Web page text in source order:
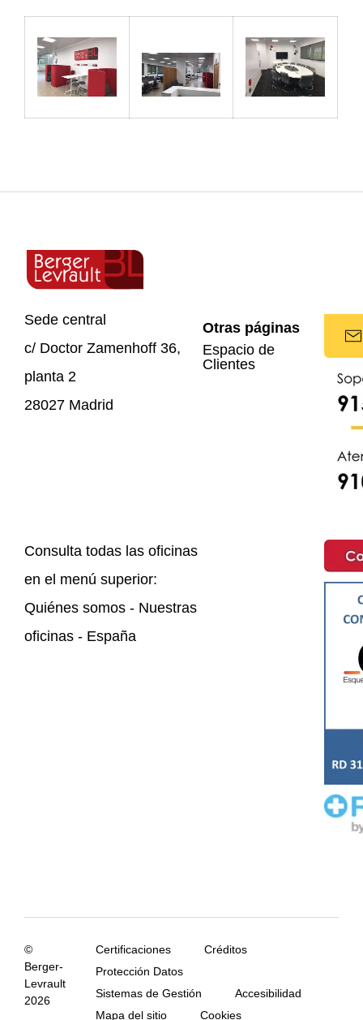
Sede central
c/ Doctor Zamenhoff 36,
planta 2
28027 Madrid
Consulta todas las oficinas
en el menú superior:
Quiénes somos - Nuestras
oficinas - España
Otras páginas
Espacio de
Clientes
©
Berger-
Levrault
2026
Certificaciones
Créditos
Protección Datos
Sistemas de Gestión
Accesibilidad
Mapa del sitio
Cookies